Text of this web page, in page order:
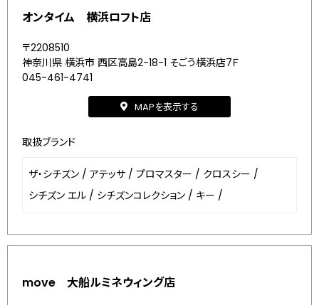
オンタイム 横浜ロフト店
〒2208510
神奈川県 横浜市 西区高島2-18-1 そごう横浜店7Ｆ
045-461-4741
MAPを表示する
取扱ブランド
ザ・シチズン / アテッサ / プロマスター / クロスシー /
シチズン エル / シチズンコレクション / キー /
move 大船ルミネウィング店